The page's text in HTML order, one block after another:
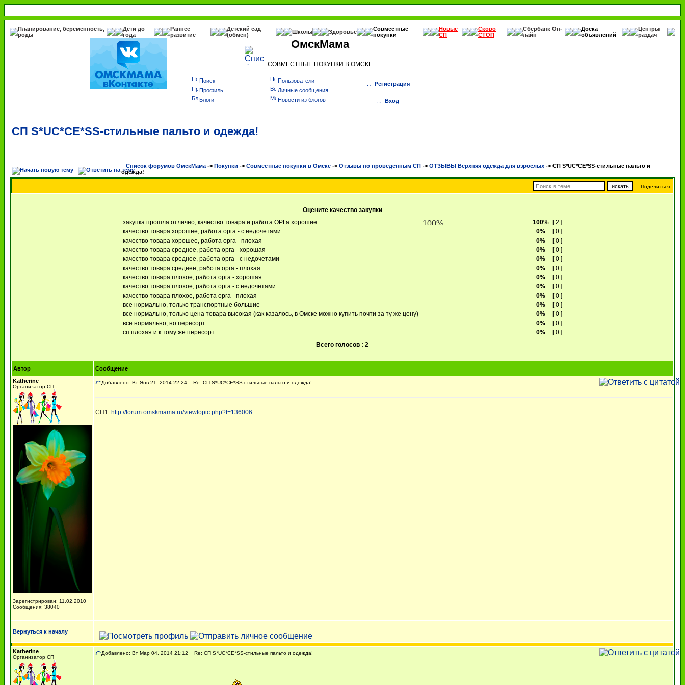
Планирование, беременность,
роды
Дети до
года
Раннее
развитие
Детский сад
(обмен)
Школы Здоровье
Совместные
покупки
Новые
СП
Скоро
СТОП
Сбербанк Он-
лайн
Доска
объявлений
Центры
раздач
ОмскМама
СОВМЕСТНЫЕ ПОКУПКИ В ОМСКЕ
Поиск
Пользователи
Профиль
Личные сообщения
Блоги
Новости из блогов
Регистрация
Вход
СП S*UC*CE*SS-стильные пальто и одежда!
Список форумов ОмскМама -> Покупки -> Cовместные покупки в Омске -> Отзывы по проведенным СП -> ОТЗЫВЫ Верхняя одежда для взрослых -> СП S*UC*CE*SS-стильные пальто и
одежда!
Поделиться:
Оцените качество закупки
закупка прошла отлично, качество товара и работа ОРГа хорошие
100% [ 2 ]
качество товара хорошее, работа орга - с недочетами
0%
[ 0 ]
качество товара хорошее, работа орга - плохая
0%
[ 0 ]
качество товара среднее, работа орга - хорошая
0%
[ 0 ]
качество товара среднее, работа орга - с недочетами
0%
[ 0 ]
качество товара среднее, работа орга - плохая
0%
[ 0 ]
качество товара плохое, работа орга - хорошая
0%
[ 0 ]
качество товара плохое, работа орга - с недочетами
0%
[ 0 ]
качество товара плохое, работа орга - плохая
0%
[ 0 ]
все нормально, только транспортные большие
0%
[ 0 ]
все нормально, только цена товара высокая (как казалось, в Омске можно купить почти за ту же цену)
0%
[ 0 ]
все нормально, но пересорт
0%
[ 0 ]
сп плохая и к тому же пересорт
0%
[ 0 ]
Всего голосов : 2
Автор
Сообщение
Katherine
Организатор СП
Зарегистрирован: 11.02.2010
Сообщения: 38040
Добавлено: Вт Янв 21, 2014 22:24 Re: СП S*UC*CE*SS-стильные пальто и одежда!
СП1: http://forum.omskmama.ru/viewtopic.php?t=136006
Вернуться к началу
Katherine
Организатор СП
Добавлено: Вт Мар 04, 2014 21:12 Re: СП S*UC*CE*SS-стильные пальто и одежда!